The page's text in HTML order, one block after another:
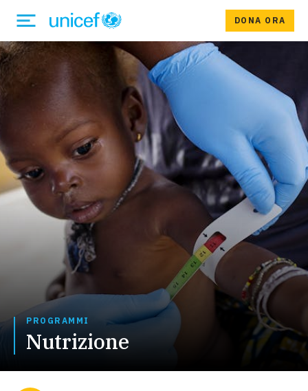
DONA ORA
PROGRAMMI
Nutrizione